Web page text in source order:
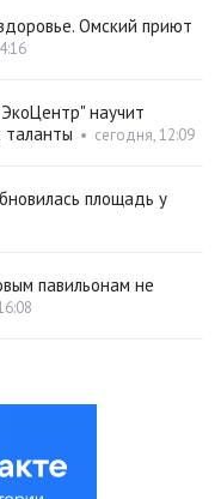
Омский приют
научит
таланты • сегодня, 12:09
площадь у
павильонам не